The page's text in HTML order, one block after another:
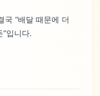
국 “배달 때문에 더
입니다.